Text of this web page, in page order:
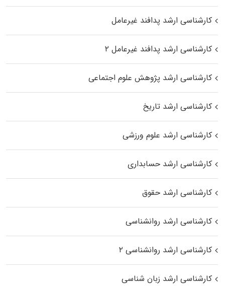
کارشناسی ارشد پدافند غیرعامل
کارشناسی ارشد پدافند غیرعامل ۲
کارشناسی ارشد پژوهش علوم اجتماعی
کارشناسی ارشد تاریخ
کارشناسی ارشد علوم ورزشی
کارشناسی ارشد حسابداری
کارشناسی ارشد حقوق
کارشناسی ارشد روانشناسی
کارشناسی ارشد روانشناسی ۲
کارشناسی ارشد زبان شناسی